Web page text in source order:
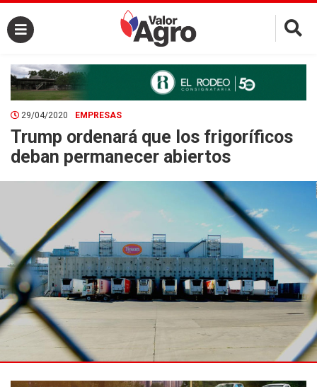
×
29/04/2020 EMPRESAS
Trump ordenará que los frigoríficos
deban permanecer abiertos